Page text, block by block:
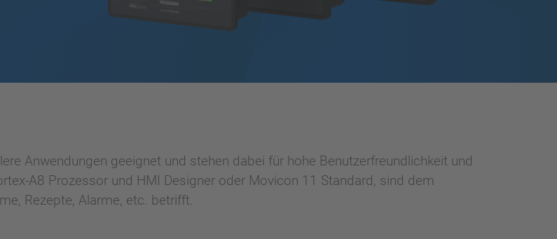
Anwendungen geeignet und stehen dabei für hohe Benutzerfreundlichkeit und
A8 Prozessor und HMI Designer oder Movicon 11 Standard, sind dem
Rezepte, Alarme, etc. betrifft.